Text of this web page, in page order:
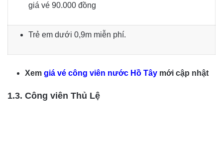
giá vé 90.000 đồng
Trẻ em dưới 0,9m miễn phí.
Xem giá vé công viên nước Hồ Tây mới cập nhật
1.3. Công viên Thủ Lệ